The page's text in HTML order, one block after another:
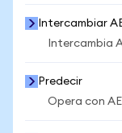
Intercambiar
Intercambia
Predecir
Opera con